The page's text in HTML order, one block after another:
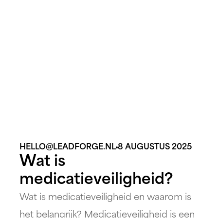
HELLO@LEADFORGE.NL 8 AUGUSTUS 2025
Wat is
medicatieveiligheid?
Wat is medicatieveiligheid en waarom is
het belangrijk? Medicatieveiligheid is een